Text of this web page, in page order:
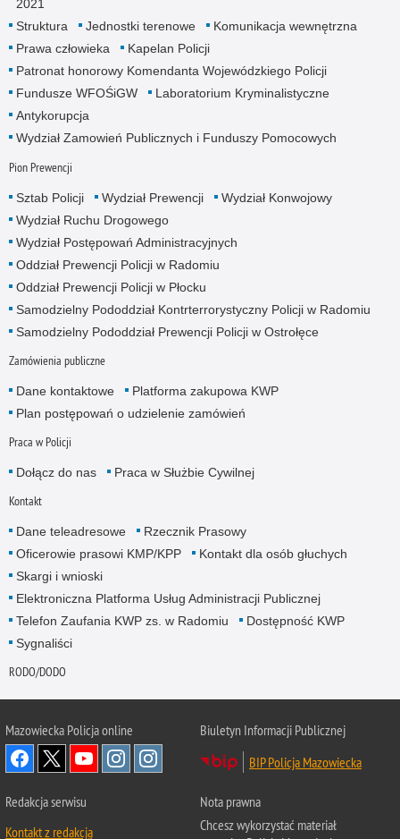
2021
Struktura
Jednostki terenowe
Komunikacja wewnętrzna
Prawa człowieka
Kapelan Policji
Patronat honorowy Komendanta Wojewódzkiego Policji
Fundusze WFOŚiGW
Laboratorium Kryminalistyczne
Antykorupcja
Wydział Zamowień Publicznych i Funduszy Pomocowych
Pion Prewencji
Sztab Policji Wydział Prewencji
Wydział Konwojowy
Wydział Ruchu Drogowego
Wydział Postępowań Administracyjnych
Oddział Prewencji Policji w Radomiu
Oddział Prewencji Policji w Płocku
Samodzielny Pododdział Kontrterrorystyczny Policji w Radomiu
Samodzielny Pododdział Prewencji Policji w Ostrołęce
Zamówienia publiczne
Dane kontaktowe
Platforma zakupowa KWP
Plan postępowań o udzielenie zamówień
Praca w Policji
Dołącz do nas Praca w Służbie Cywilnej
Kontakt
Dane teleadresowe
Rzecznik Prasowy
Oficerowie prasowi KMP/KPP
Kontakt dla osób głuchych
Skargi i wnioski
Elektroniczna Platforma Usług Administracji Publicznej
Telefon Zaufania KWP zs. w Radomiu
Dostępność KWP
Sygnaliści
RODO/DODO
Mazowiecka Policja online
Biuletyn Informacji Publicznej
BIP Policja Mazowiecka
Redakcja serwisu
Kontakt z redakcją
Nota prawna
Chcesz wykorzystać materiał